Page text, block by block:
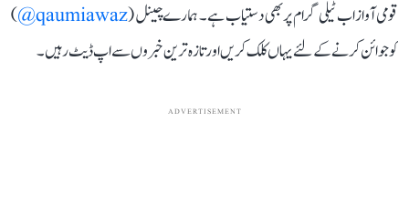
قومی آواز اب ٹیلی گرام پر بھی دستیاب ہے۔ ہمارے چینل (qaumiawaz@
)
کو جوائن کرنے کے لئے یہاں کلک کریں اور تازہ ترین خبروں سے اپ ڈیٹ رہیں۔
ADVERTISEMENT